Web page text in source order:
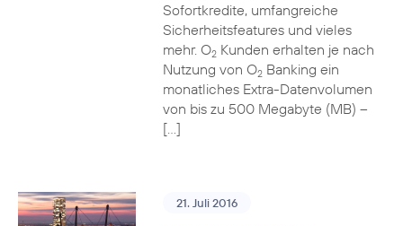
Sofortkredite, umfangreiche
Sicherheitsfeatures und vieles
mehr. O2Kunden erhalten je nach
Nutzung von O2Banking ein
monatliches Extra-Datenvolumen
von bis zu 500 Megabyte (MB) –
[…]
21. Juli 2016